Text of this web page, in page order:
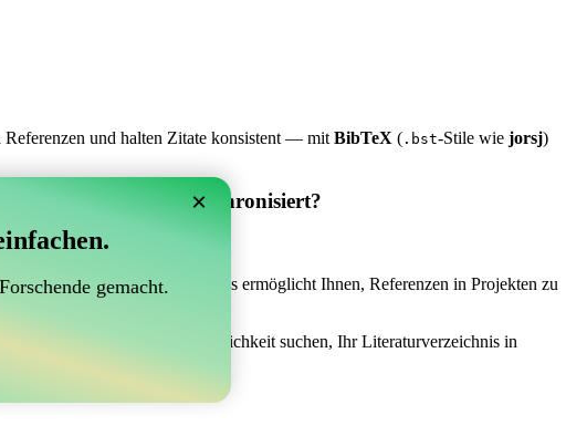
Referenzen und halten Zitate konsistent — mit BibTeX ( .bst-Stile wie jorsj)
sich mit Overleaf synchronisiert?
Overleaf synchronisiert?“
genau das Richtige sein! Es ermöglicht Ihnen, Referenzen in Projekten zu
nach einer einfachen Möglichkeit suchen, Ihr Literaturverzeichnis in
×
gemacht.